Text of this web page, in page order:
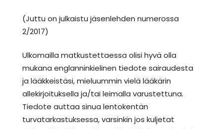
(Juttu on julkaistu jäsenlehden numerossa
2/2017)
Ulkomailla matkustettaessa olisi hyvä olla
mukana englanninkielinen tiedote sairaudesta
ja lääkkeistäsi, mieluummin vielä lääkärin
allekirjoituksella ja/tai leimalla varustettuna.
Tiedote auttaa sinua lentokentän
turvatarkastuksessa, varsinkin jos kuljetat